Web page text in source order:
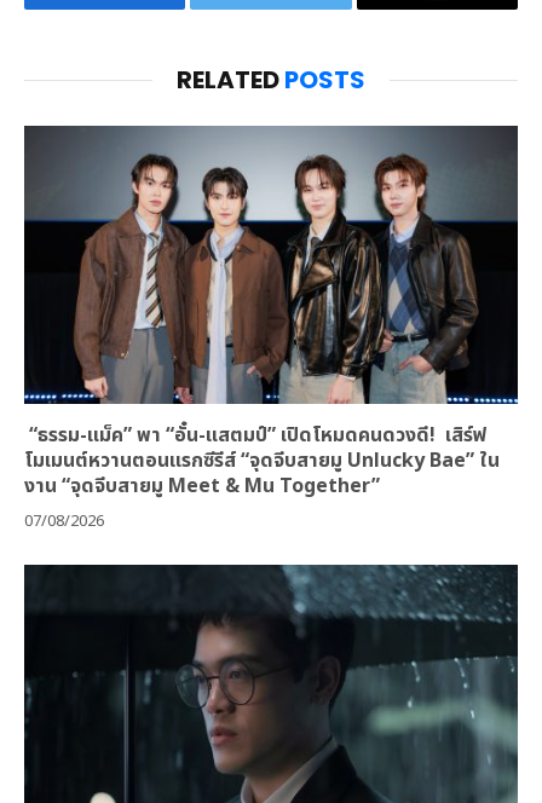
Facebook Twitter Email
RELATEDPOSTS
“ธรรม-แม็ค” พา “อั๋น-แสตมป์” เปิดโหมดคนดวงดี! เสิร์ฟ
โมเมนต์หวานตอนแรกซีรีส์ “จุดจีบสายมู Unlucky Bae” ใน
งาน “จุดจีบสายมู Meet & Mu Together”
07/08/2026